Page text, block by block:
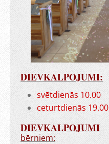
DIEVKALPOJUMI:
svētdienās 10.00
ceturtdienās 19.00
DIEVKALPOJUMI
bērniem: